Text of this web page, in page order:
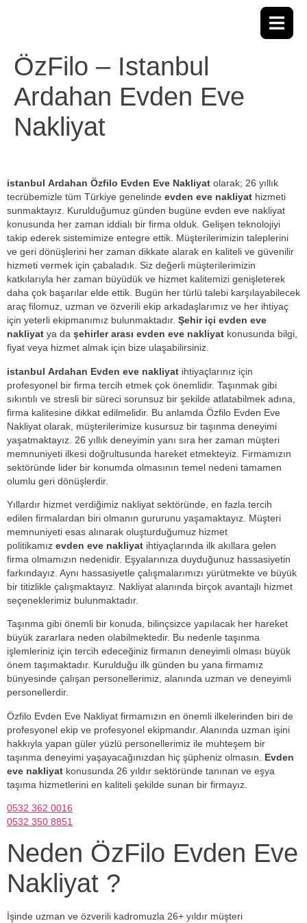
ÖzFilo – Istanbul
Ardahan Evden Eve
Nakliyat
istanbul Ardahan Özfilo Evden Eve Nakliyat olarak; 26 yıllık
tecrübemizle tüm Türkiye genelinde evden eve nakliyat hizmeti
sunmaktayız. Kurulduğumuz günden bugüne evden eve nakliyat
konusunda her zaman iddialı bir firma olduk. Gelişen teknolojiyi
takip ederek sistemimize entegre ettik. Müşterilerimizin taleplerini
ve geri dönüşlerini her zaman dikkate alarak en kaliteli ve güvenilir
hizmeti vermek için çabaladık. Siz değerli müşterilerimizin
katkılarıyla her zaman büyüdük ve hizmet kalitemizi genişleterek
daha çok başarılar elde ettik. Bugün her türlü talebi karşılayabilecek
araç filomuz, uzman ve özverili ekip arkadaşlarımız ve her ihtiyaç
için yeterli ekipmanımız bulunmaktadır. Şehir içi evden eve
nakliyat ya da şehirler arası evden eve nakliyat konusunda bilgi,
fiyat veya hizmet almak için bize ulaşabilirsiniz.
istanbul Ardahan Evden eve nakliyat ihtiyaçlarınız için
profesyonel bir firma tercih etmek çok önemlidir. Taşınmak gibi
sıkıntılı ve stresli bir süreci sorunsuz bir şekilde atlatabilmek adına,
firma kalitesine dikkat edilmelidir. Bu anlamda Özfilo Evden Eve
Nakliyat olarak, müşterilerimize kusursuz bir taşınma deneyimi
yaşatmaktayız. 26 yıllık deneyimin yanı sıra her zaman müşteri
memnuniyeti ilkesi doğrultusunda hareket etmekteyiz. Firmamızın
sektöründe lider bir konumda olmasının temel nedeni tamamen
olumlu geri dönüşlerdir.
Yıllardır hizmet verdiğimiz nakliyat sektöründe, en fazla tercih
edilen firmalardan biri olmanın gururunu yaşamaktayız. Müşteri
memnuniyeti esas alınarak oluşturduğumuz hizmet
politikamız evden eve nakliyat ihtiyaçlarında ilk akıllara gelen
firma olmamızın nedenidir. Eşyalarınıza duyduğunuz hassasiyetin
farkındayız. Aynı hassasiyetle çalışmalarımızı yürütmekte ve büyük
bir titizlikle çalışmaktayız. Nakliyat alanında birçok avantajlı hizmet
seçeneklerimiz bulunmaktadır.
Taşınma gibi önemli bir konuda, bilinçsizce yapılacak her hareket
büyük zararlara neden olabilmektedir. Bu nedenle taşınma
işlemleriniz için tercih edeceğiniz firmanın deneyimli olması büyük
önem taşımaktadır. Kurulduğu ilk günden bu yana firmamız
bünyesinde çalışan personellerimiz, alanında uzman ve deneyimli
personellerdir.
Özfilo Evden Eve Nakliyat firmamızın en önemli ilkelerinden biri de
profesyonel ekip ve profesyonel ekipmandır. Alanında uzman işini
hakkıyla yapan güler yüzlü personellerimiz ile muhteşem bir
taşınma deneyimi yaşayacağınızdan hiç şüpheniz olmasın. Evden
eve nakliyat konusunda 26 yıldır sektöründe tanınan ve eşya
taşıma hizmetlerini en kaliteli şekilde sunan bir firmayız.
0532 362 0016
0532 350 8851
Neden ÖzFilo Evden Eve
Nakliyat ?
İşinde uzman ve özverili kadromuzla 26+ yıldır müşteri